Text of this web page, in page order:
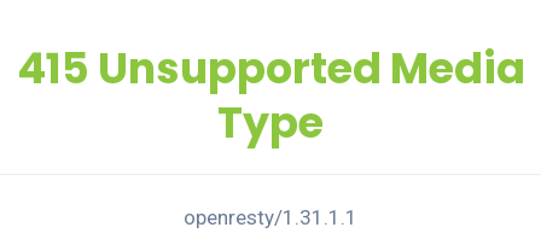
415 Unsupported Media
Type
openresty/1.31.1.1